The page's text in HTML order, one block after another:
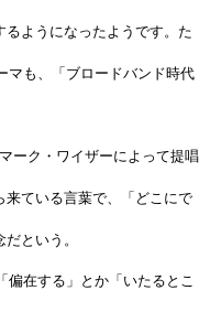
ようになったようです。た
マも、「ブロードバンド時代
ーク・ワイザーによって提唱
ている言葉で、「どこにで
という。
在する」とか「いたるとこ